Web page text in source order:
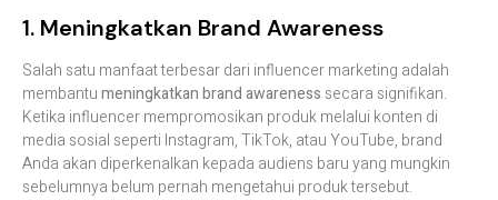
1. Meningkatkan Brand Awareness
Salah satu manfaat terbesar dari influencer marketing adalah
membantumeningkatkan brand awareness secara signifikan.
Ketika influencer mempromosikan produk melalui konten di
media sosial seperti Instagram, TikTok, atau YouTube, brand
Anda akan diperkenalkan kepada audiens baru yang mungkin
sebelumnya belum pernah mengetahui produk tersebut.